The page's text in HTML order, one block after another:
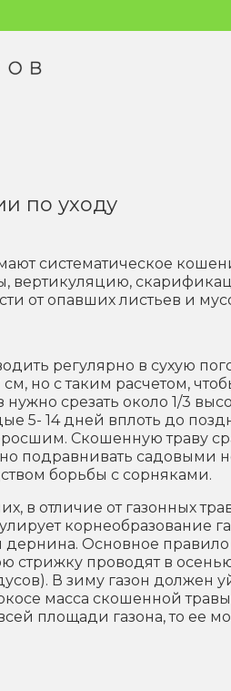
по уходу
систематическое
вертикуляцию,
от опавших листьев и
регулярно в сухую
но с таким расчетом,
нужно срезать около 1/3
5- 14 дней вплоть до
Скошенную траву
подравнивать садовыми
борьбы с сорняками.
в отличие от газонных
корнеобразование
дернина. Основное
стрижку проводят в
В зиму газон должен
масса скошенной
площади газона, то ее